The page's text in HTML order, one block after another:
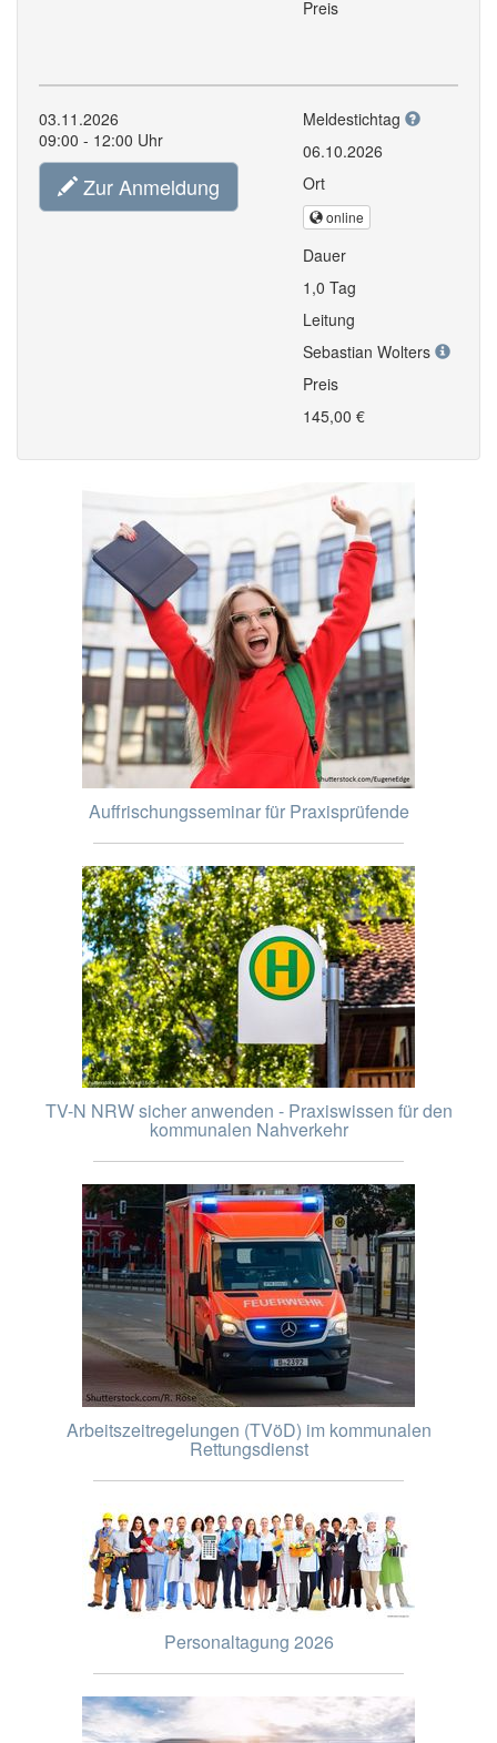
Preis
03.11.2026
09:00 - 12:00 Uhr
Zur Anmeldung
Meldestichtag
06.10.2026
Ort
online
Dauer
1,0 Tag
Leitung
Sebastian Wolters
Preis
145,00 €
Auffrischungsseminar für Praxisprüfende
TV-N NRW sicher anwenden - Praxiswissen für den
kommunalen Nahverkehr
Arbeitszeitregelungen (TVöD) im kommunalen
Rettungsdienst
Personaltagung 2026